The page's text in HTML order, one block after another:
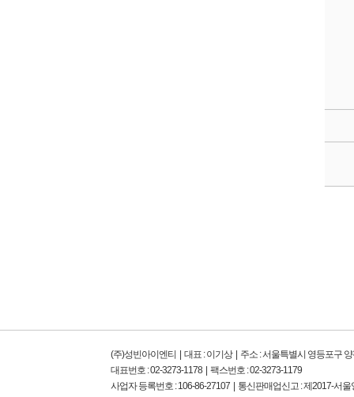
(주)성빈아이엔티 | 대표 : 이기상 | 주소 : 서울특별시 영등포구
대표번호 : 02-3273-1178 | 팩스번호 : 02-3273-1179
사업자 등록번호 : 106-86-27107 | 통신판매업신고 : 제2017-서